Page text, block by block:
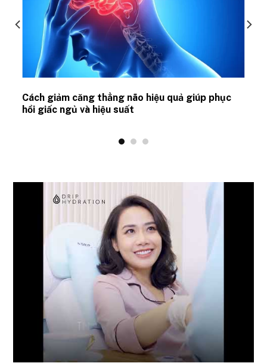
Cách giảm căng thẳng não hiệu quả giúp phục
hồi giấc ngủ và hiệu suất